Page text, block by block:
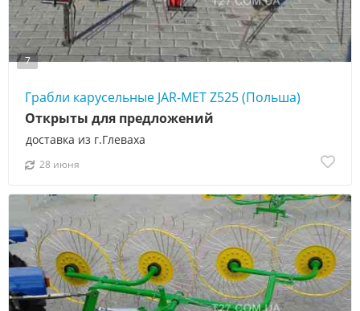
7
Грабли карусельные JAR-MET Z525 (Польша)
доставка из г.Глеваха
Открыты для предложений
28 июня